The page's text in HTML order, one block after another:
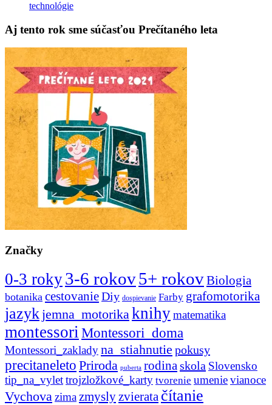
technológie
Aj tento rok sme súčasťou Prečítaného leta
Značky
0-3 roky3-6 rokov5+ rokovBiologia
botanika cestovanieDiy dospievanie Farby grafomotorika
jazykjemna_motorika knihymatematika
montessori Montessori_doma
Montessori_zakladyna_stiahnutie pokusy
precitaneleto Priroda puberta rodina skola Slovensko
tip_na_vylettrojzložkové_karty tvorenie umenievianoce
Vychova zima zmysly zvierata čítanie